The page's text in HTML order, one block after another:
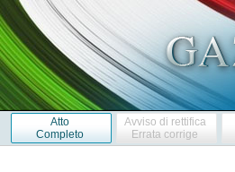
Atto
Completo
Avviso di rettifica
Errata corrige